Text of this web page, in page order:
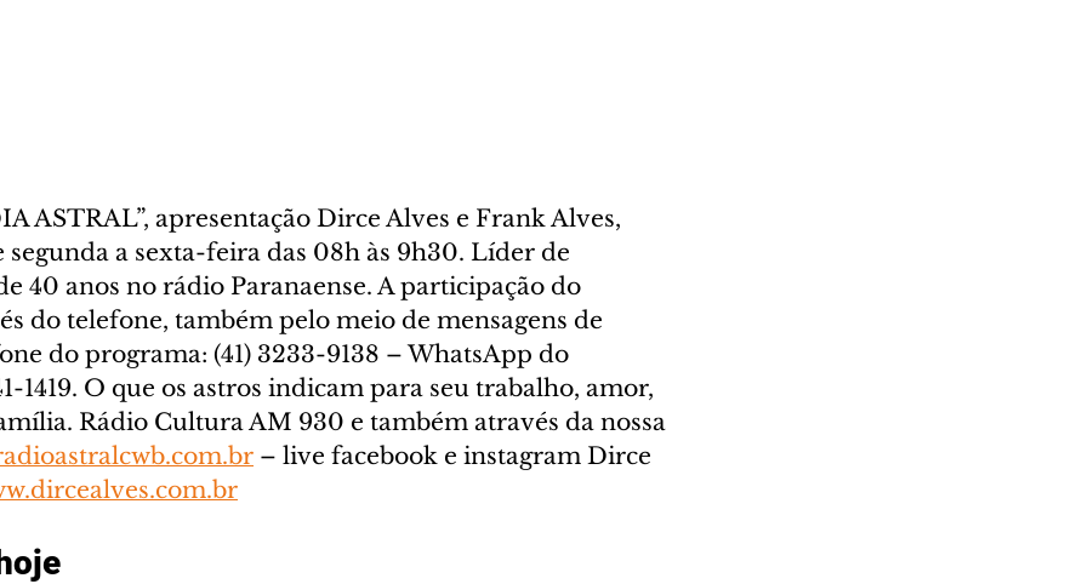
ASTRAL”, apresentação Dirce Alves e Frank Alves,
segunda a sexta-feira das 08h às 9h30. Líder de
40 anos no rádio Paranaense. A participação do
do telefone, também pelo meio de mensagens de
do programa: (41) 3233-9138 – WhatsApp do
1419. O que os astros indicam para seu trabalho, amor,
Rádio Cultura AM 930 e também através da nossa
– live facebook e instagram Dirce